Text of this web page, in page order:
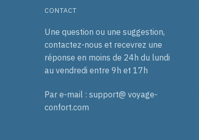
CONTACT
Une question ou une suggestion,
contactez-nous et recevrez une
réponse en moins de 24h du lundi
au vendredi entre 9h et 17h
Par e-mail : support@ voyage-
confort.com